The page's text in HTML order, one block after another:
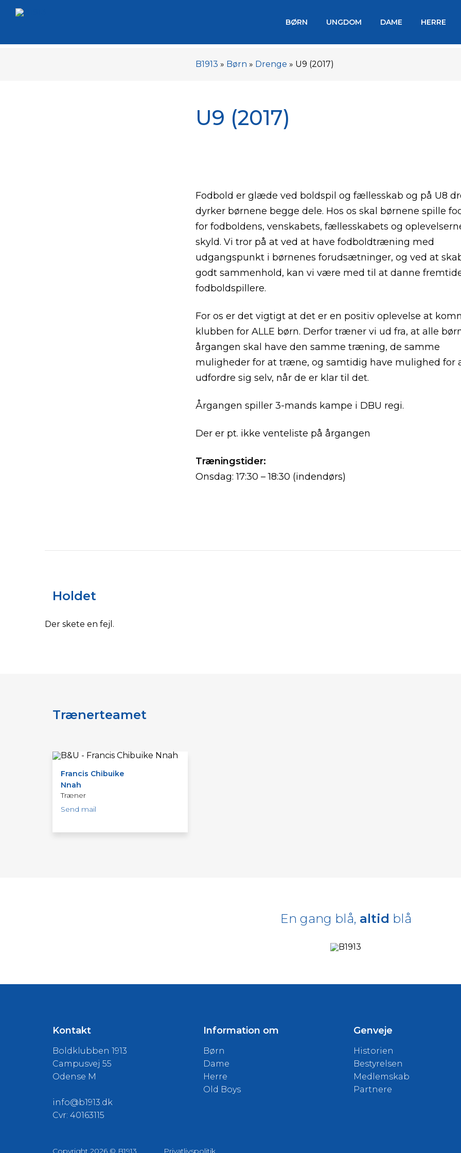
BØRN UNGDOM DAME HERRE
B1913 » Børn » Drenge » U9 (2017)
U9 (2017)
Fodbold er glæde ved boldspil og fællesskab og på U8
dyrker børnene begge dele. Hos os skal børnene spille
for fodboldens, venskabets, fællesskabets og
skyld. Vi tror på at ved at have fodboldtræning med
udgangspunkt i børnenes forudsætninger, og ved at
godt sammenhold, kan vi være med til at danne
fodboldspillere.
For os er det vigtigt at det er en positiv oplevelse at
klubben for ALLE børn. Derfor træner vi ud fra, at alle
årgangen skal have den samme træning, de samme
muligheder for at træne, og samtidig have mulighed for
udfordre sig selv, når de er klar til det.
Årgangen spiller 3-mands kampe i DBU regi.
Der er pt. ikke venteliste på årgangen
Træningstider:
Onsdag: 17:30 – 18:30 (indendørs)
Holdet
Der skete en fejl.
Trænerteamet
Francis Chibuike
Nnah
Træner
Send mail
En gang blå, altid blå
Kontakt
Boldklubben 1913
Campusvej 55
Odense M
info@b1913.dk
Cvr: 40163115
Information om
Børn
Dame
Herre
Old Boys
Genveje
Historien
Bestyrelsen
Medlemskab
Partnere
Copyright 2026 © B1913 Privatlivspolitik